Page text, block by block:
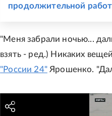
продолжительной
"Меня забрали ночью...
взять - ред.) Никаких
"России 24"Ярошенко.